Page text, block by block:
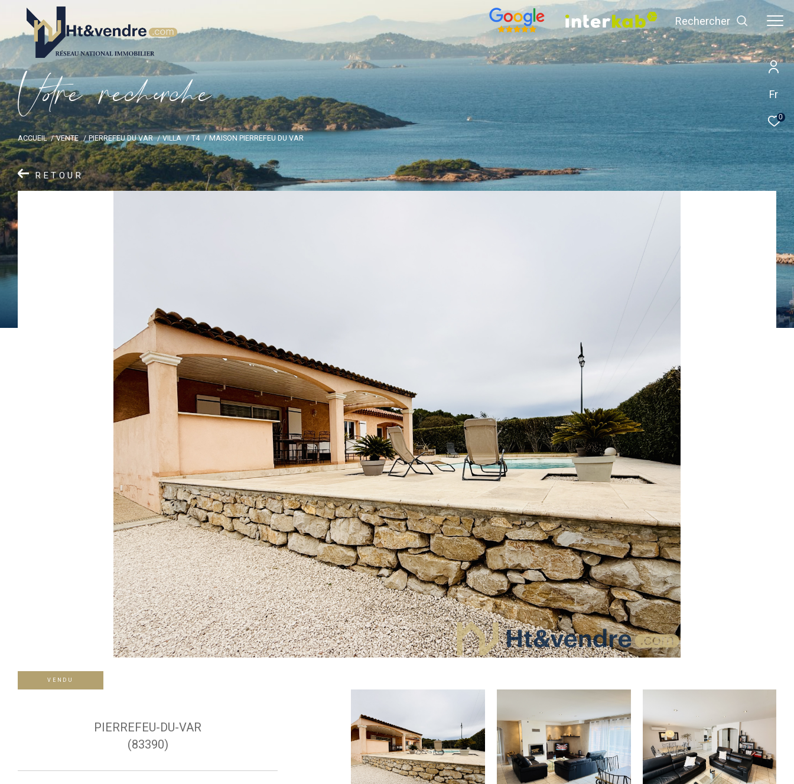
Fr
0
Rechercher
Vore recece
ACCUEIL VENTE PIERREFEU DU VAR VILLA T4 MAISON PIERREFEU DU VAR
RETOUR
VENDU
PIERREFEU-DU-VAR
(83390)